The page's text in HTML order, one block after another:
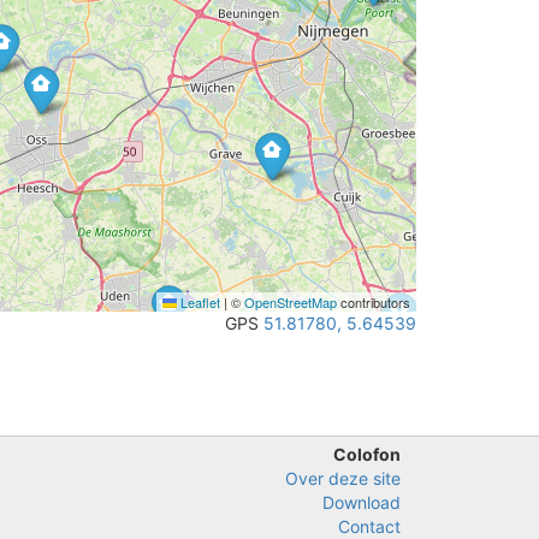
Leaflet|©OpenStreetMapcontributors
GPS 51.81780, 5.64539
Colofon
Over deze site
Download
Contact